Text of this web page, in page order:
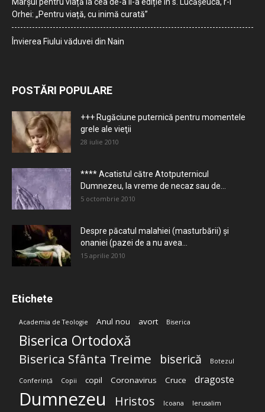
Marșul pentru viață la cea de-a II-a ediție în s. Lucășeuca, r-l
Orhei: „Pentru viață, cu inimă curată”
Învierea Fiului văduvei din Nain
POSTĂRI POPULARE
+++ Rugăciune puternică pentru momentele
grele ale vieţii
28 iulie 2010
**** Acatistul către Atotputernicul
Dumnezeu, la vreme de necaz sau de...
5 octombrie 2010
Despre păcatul malahiei (masturbării) şi
onaniei (pazei de a nu avea...
15 aprilie 2010
Etichete
Academia de Teologie Anul nou avort Biserica
Biserica Ortodoxă
Biserica Sfânta Treime biserică Botezul
Conferință Copii copil Coronavirus Cruce dragoste
Dumnezeu Hristos Icoana Ierusalim